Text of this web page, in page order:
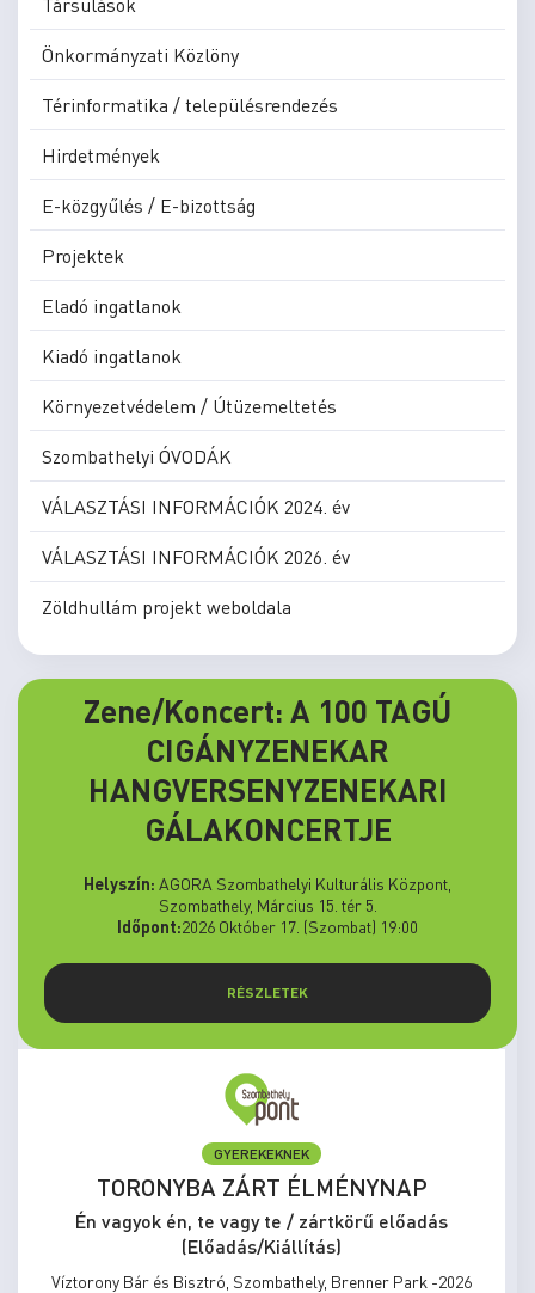
Önkormányzati Közlöny
Térinformatika / településrendezés
Hirdetmények
E-közgyűlés / E-bizottság
Projektek
Eladó ingatlanok
Kiadó ingatlanok
Környezetvédelem / Útüzemeltetés
Szombathelyi ÓVODÁK
VÁLASZTÁSI INFORMÁCIÓK 2024. év
VÁLASZTÁSI INFORMÁCIÓK 2026. év
Zöldhullám projekt weboldala
Zene/Koncert: A 100 TAGÚ
CIGÁNYZENEKAR
HANGVERSENYZENEKARI
GÁLAKONCERTJE
Helyszín: AGORA Szombathelyi Kulturális Központ,
Szombathely, Március 15. tér 5.
Időpont:2026 Október 17. (Szombat) 19:00
RÉSZLETEK
ELŐADÁS/KIÁLLÍTÁS
MEGÁLLNI TILOS, NOSZTALGIÁZNI
KÖTELEZŐ
Én vagyok én, te vagy te / zártkörű előadás
(Előadás/Kiállítás)